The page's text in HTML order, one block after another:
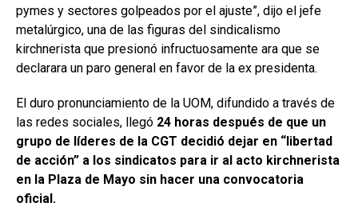
pymes y sectores golpeados por el ajuste”, dijo el jefe
metalúrgico, una de las figuras del sindicalismo
kirchnerista que presionó infructuosamente ara que se
declarara un paro general en favor de la ex presidenta.
El duro pronunciamiento de la UOM, difundido a través de
las redes sociales, llegó 24 horas después de que un
grupo de líderes de la CGT decidió dejar en “libertad
de acción” a los sindicatos para ir al acto kirchnerista
en la Plaza de Mayo sin hacer una convocatoria
oficial.